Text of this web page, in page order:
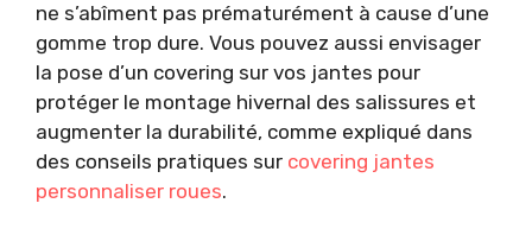
ne s’abîment pas prématurément à cause d’une
gomme trop dure. Vous pouvez aussi envisager
la pose d’un covering sur vos jantes pour
protéger le montage hivernal des salissures et
augmenter la durabilité, comme expliqué dans
des conseils pratiques sur covering jantes
personnaliser roues.